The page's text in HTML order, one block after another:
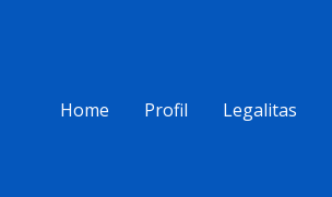
Home
Profil Legalitas